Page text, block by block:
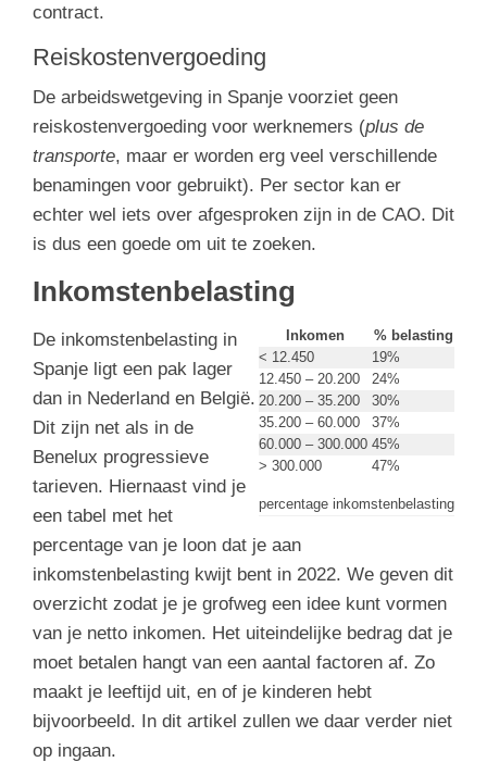
contract.
Reiskostenvergoeding
De arbeidswetgeving in Spanje voorziet geen
reiskostenvergoeding voor werknemers (plus de
transporte, maar er worden erg veel verschillende
benamingen voor gebruikt). Per sector kan er
echter wel iets over afgesproken zijn in de CAO. Dit
is dus een goede om uit te zoeken.
Inkomstenbelasting
Inkomen
% belasting
< 12.450
19%
12.450 – 20.200
24%
20.200 – 35.200
30%
35.200 – 60.000
37%
60.000 – 300.000 45%
> 300.000
47%
percentage inkomstenbelasting
De inkomstenbelasting in
Spanje ligt een pak lager
dan in Nederland en België.
Dit zijn net als in de
Benelux progressieve
tarieven. Hiernaast vind je
een tabel met het
percentage van je loon dat je aan
inkomstenbelasting kwijt bent in 2022. We geven dit
overzicht zodat je je grofweg een idee kunt vormen
van je netto inkomen. Het uiteindelijke bedrag dat je
moet betalen hangt van een aantal factoren af. Zo
maakt je leeftijd uit, en of je kinderen hebt
bijvoorbeeld. In dit artikel zullen we daar verder niet
op ingaan.